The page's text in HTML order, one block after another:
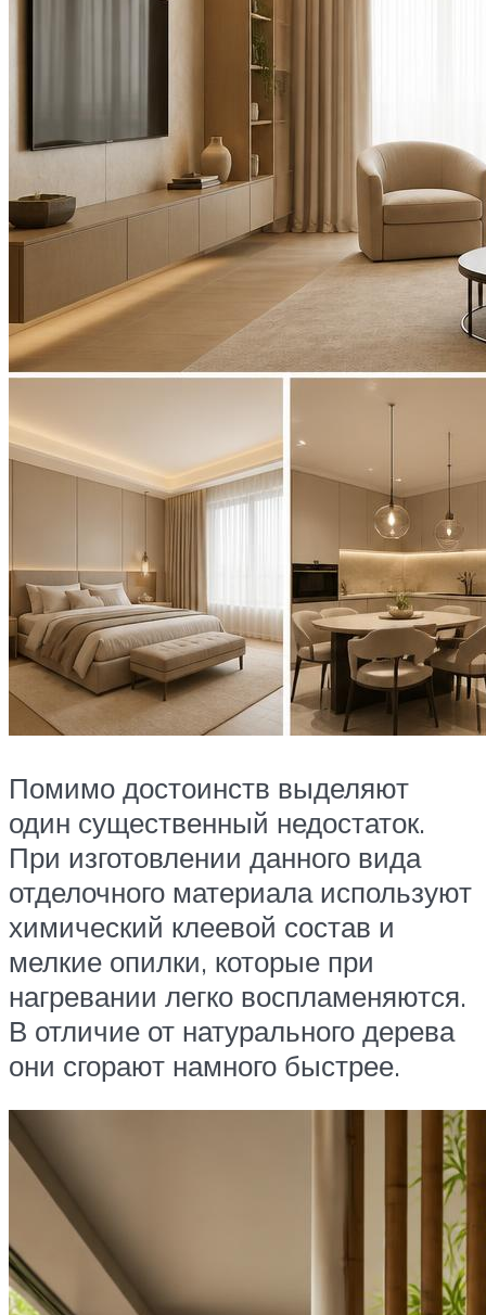
Помимо достоинств выделяют
один существенный недостаток.
При изготовлении данного вида
отделочного материала используют
химический клеевой состав и
мелкие опилки, которые при
нагревании легко воспламеняются.
В отличие от натурального дерева
они сгорают намного быстрее.